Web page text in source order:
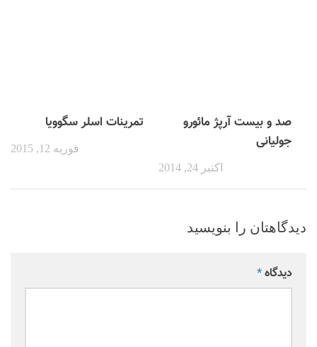
تمرینات اسلر سگوویا
فوریه 12, 2015
صد و بیست آرپژ مائورو
جولیانی
اکتبر 24, 2014
دیدگاهتان را بنویسید
دیدگاه*